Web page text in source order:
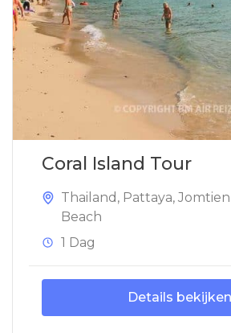
Coral Island Tour
Thailand , Pattaya, Jomtien
Beach
1 Dag
Details bekijken